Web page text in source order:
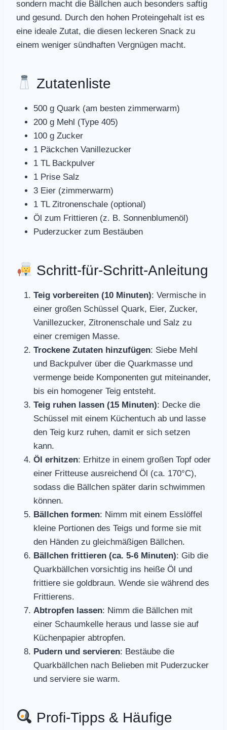
sondern macht die Bällchen auch besonders saftig
und gesund. Durch den hohen Proteingehalt ist es
eine ideale Zutat, die diesen leckeren Snack zu
einem weniger sündhaften Vergnügen macht.
Zutatenliste
500 g Quark (am besten zimmerwarm)
200 g Mehl (Type 405)
100 g Zucker
1 Päckchen Vanillezucker
1 TL Backpulver
1 Prise Salz
3 Eier (zimmerwarm)
1 TL Zitronenschale (optional)
Öl zum Frittieren (z. B. Sonnenblumenöl)
Puderzucker zum Bestäuben
Schritt-für-Schritt-Anleitung
Teig vorbereiten (10 Minuten): Vermische in
einer großen Schüssel Quark, Eier, Zucker,
Vanillezucker, Zitronenschale und Salz zu
einer cremigen Masse.
Trockene Zutaten hinzufügen: Siebe Mehl
und Backpulver über die Quarkmasse und
vermenge beide Komponenten gut miteinander,
bis ein homogener Teig entsteht.
Teig ruhen lassen (15 Minuten): Decke die
Schüssel mit einem Küchentuch ab und lasse
den Teig kurz ruhen, damit er sich setzen
kann.
Öl erhitzen: Erhitze in einem großen Topf oder
einer Fritteuse ausreichend Öl (ca. 170°C),
sodass die Bällchen später darin schwimmen
können.
Bällchen formen: Nimm mit einem Esslöffel
kleine Portionen des Teigs und forme sie mit
den Händen zu gleichmäßigen Bällchen.
Bällchen frittieren (ca. 5-6 Minuten): Gib die
Quarkbällchen vorsichtig ins heiße Öl und
frittiere sie goldbraun. Wende sie während des
Frittierens.
Abtropfen lassen: Nimm die Bällchen mit
einer Schaumkelle heraus und lasse sie auf
Küchenpapier abtropfen.
Pudern und servieren: Bestäube die
Quarkbällchen nach Belieben mit Puderzucker
und serviere sie warm.
Profi-Tipps & Häufige